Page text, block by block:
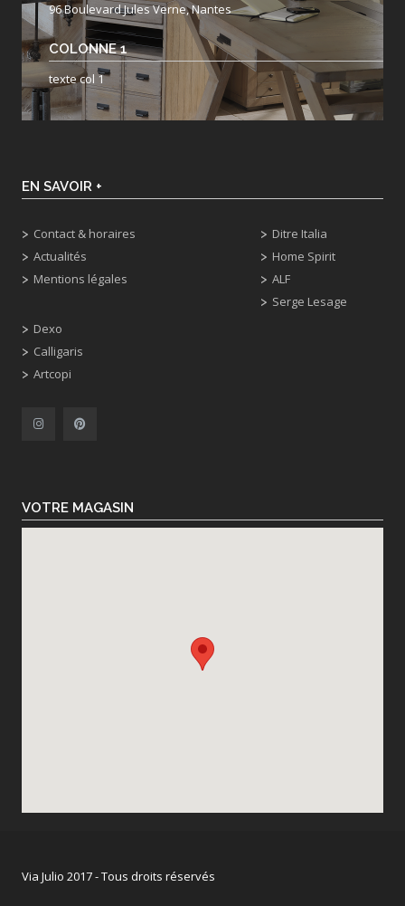
96 Boulevard Jules Verne, Nantes
COLONNE 1
texte col 1
EN SAVOIR +
Contact & horaires
Actualités
Mentions légales
Dexo
Calligaris
Artcopi
Ditre Italia
Home Spirit
ALF
Serge Lesage
VOTRE MAGASIN
Via Julio 2017 - Tous droits réservés